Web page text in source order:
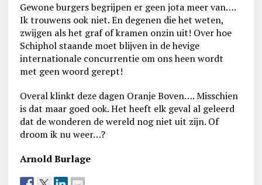
Gewone burgers begrijpen er geen jota meer van….
Ik trouwens ook niet. En degenen die het weten,
zwijgen als het graf of kramen onzin uit! Over hoe
Schiphol staande moet blijven in de hevige
internationale concurrentie om ons heen wordt
met geen woord gerept!
Overal klinkt deze dagen Oranje Boven…. Misschien
is dat maar goed ook. Het heeft elk geval al geleerd
dat de wonderen de wereld nog niet uit zijn. Of
droom ik nu weer…?
Arnold Burlage